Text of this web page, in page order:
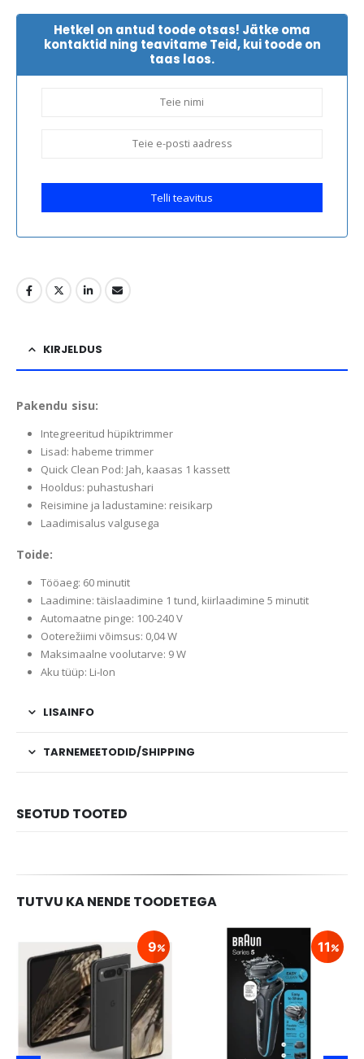
Hetkel on antud toode otsas! Jätke oma
kontaktid ning teavitame Teid, kui toode on
taas laos.
Telli teavitus
KIRJELDUS
Pakendu sisu:
Integreeritud hüpiktrimmer
Lisad: habeme trimmer
Quick Clean Pod: Jah, kaasas 1 kassett
Hooldus: puhastushari
Reisimine ja ladustamine: reisikarp
Laadimisalus valgusega
Toide:
Tööaeg: 60 minutit
Laadimine: täislaadimine 1 tund, kiirlaadimine 5 minutit
Automaatne pinge: 100-240 V
Ooterežiimi võimsus: 0,04 W
Maksimaalne voolutarve: 9 W
Aku tüüp: Li-Ion
LISAINFO
TARNEMEETODID/SHIPPING
SEOTUD TOOTED
TUTVU KA NENDE TOODETEGA
9 11